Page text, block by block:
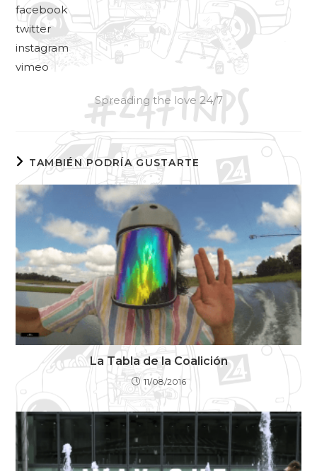
facebook
twitter
instagram
vimeo
Spreading the love 24/7
TAMBIÉN PODRÍA GUSTARTE
La Tabla de la Coalición
11/08/2016